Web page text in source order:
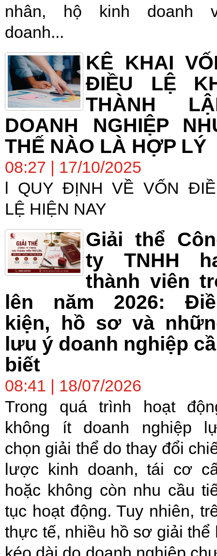
nhân, hộ kinh doanh
doanh...
KÊ KHAI
ĐIỀU LỆ
THÀNH
DOANH NGHIỆP
THẾ NÀO LÀ HỢP LÝ
08:27 | 17/10/2025
l QUY ĐỊNH VỀ VỐN
LỆ HIỆN NAY
Giải thể
ty TNHH
thành viên
lên năm 2026:
kiện, hồ sơ và
lưu ý doanh nghiệp
biết
08:41 | 18/07/2026
Trong quá trình hoạt
không ít doanh nghiệp
chọn giải thể do thay đổi
lược kinh doanh, tái cơ
hoặc không còn nhu cầu
tục hoạt động. Tuy nhiên,
thực tế, nhiều hồ sơ giải thể